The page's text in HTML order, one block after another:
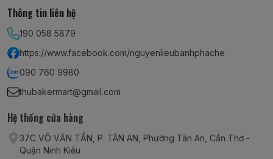
Thông tin liên hệ
190 058 5879
https://www.facebook.com/nguyenlieubanhphache
090 760 9980
thubakermart@gmail.com
Hệ thống cửa hàng
37C VÕ VĂN TẦN, P. TÂN AN, Phường Tân An, Cần Thơ -
Quận Ninh Kiều